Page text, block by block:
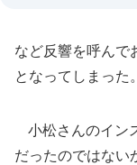
など反響を呼んで
となってしまった。
小松さんのイン
だったのではな